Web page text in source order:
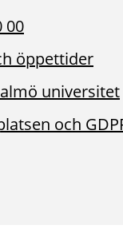
00
öppettider
universitet
och